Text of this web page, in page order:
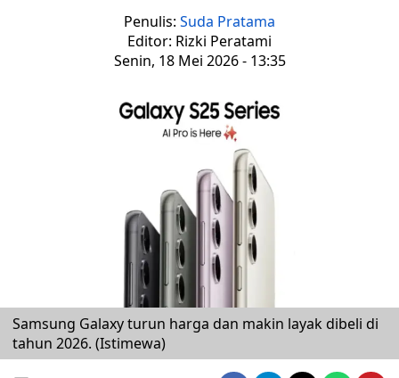
Penulis: Suda Pratama
Editor: Rizki Peratami
Senin, 18 Mei 2026 - 13:35
Samsung Galaxy turun harga dan makin layak dibeli di
tahun 2026. (Istimewa)